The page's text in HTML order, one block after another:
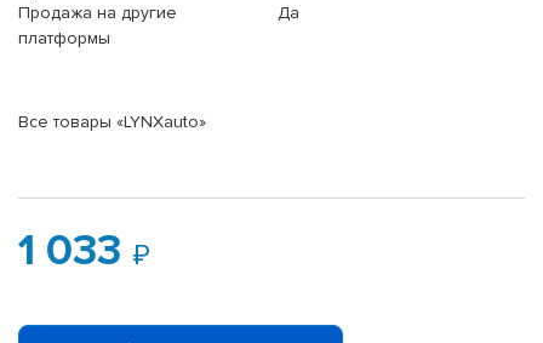
Продажа на другие
платформы
Да
Все товары «LYNXauto»
1 033